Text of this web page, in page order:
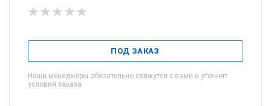
ПОД ЗАКАЗ
Наши менеджеры обязательно свяжутся с вами и уточнят
условия заказа